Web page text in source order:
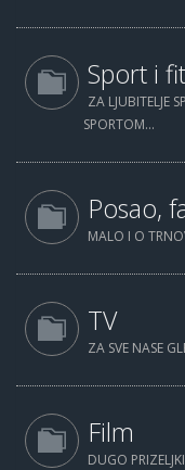
Sport i
ZA LJUBITELJE
SPORTOM...
Posao,
MALO I O
TV
ZA SVE NASE
Film
DUGO